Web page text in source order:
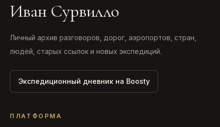
Иван Сурвилло
Личный архив разговоров, дорог, аэропортов, стран,
людей, старых ссылок и новых экспедиций.
Экспедиционный дневник на Boosty
ПЛАТФОРМА